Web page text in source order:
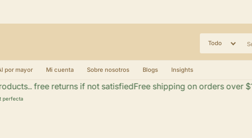
por mayor Mi cuenta Sobre nosotros Blogs Insights
free returns if not satisfiedFree shipping on orders over
perfecta